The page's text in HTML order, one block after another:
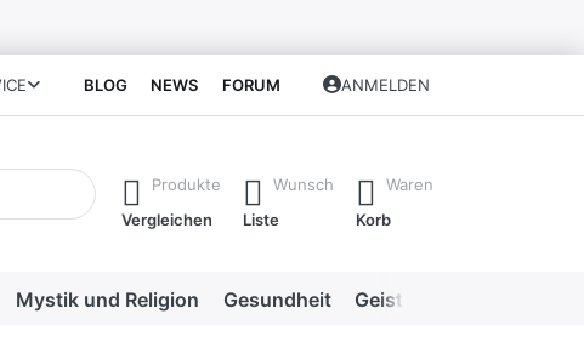
BLOG NEWS FORUM ANMELDEN
erste Ergebnisse. Drücken Sie die Eingabetaste, um alle
Produkte
Vergleichen
Wunsch
Liste
Waren
Korb
Mystik und Religion Gesundheit Geistige Heilweisen